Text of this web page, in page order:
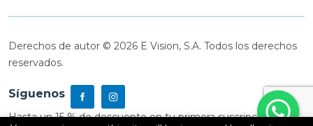
Derechos de autor © 2026 E Vision, S.A. Todos los derechos
reservados.
Síguenos
Hasta un 15 % de descuento en tu primera suscripción